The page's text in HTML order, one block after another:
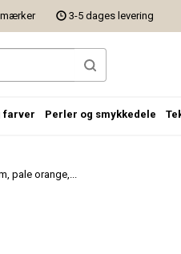
pale orange,...
3-5 dages levering
farver Perler og smykkedele